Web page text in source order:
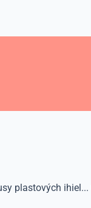
plastových ihiel...